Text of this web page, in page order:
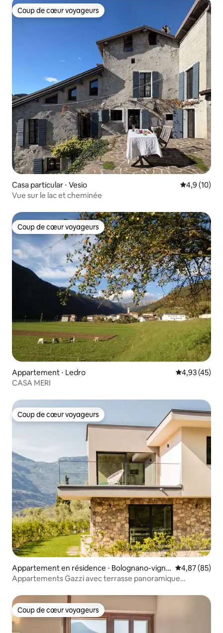
Coup de cœur voyageurs
Coup de cœur voyageurs
Casa particular ⋅ Vesio Évaluation
4,9 (10)
Vue sur le lac et cheminée
Coup de cœur voyageurs
Coup de cœur voyageurs
Appartement ⋅ Ledro Évaluation
4,93 (45)
CASA MERI
Coup de cœur voyageurs
Coup de cœur voyageurs
Appartement en résidence ⋅ Bolognano-vigno
le
Évaluation
4,87 (85)
Appartements Gazzi avec terrasse panoramique
Coup de cœur voyageurs
Coup de cœur voyageurs